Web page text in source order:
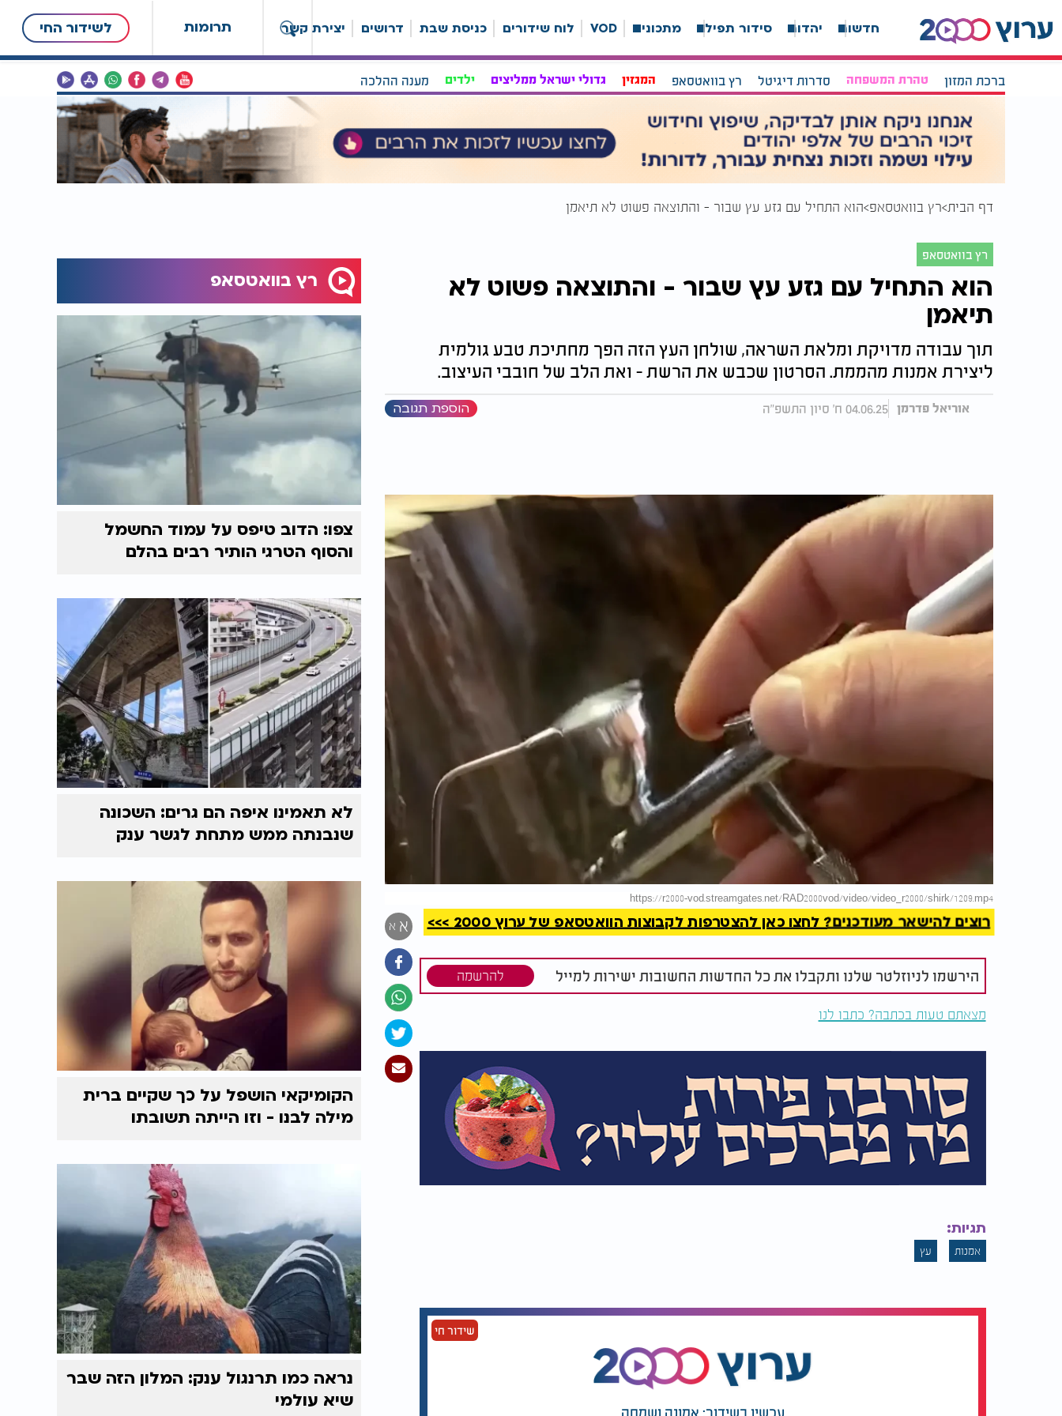
תרומות לשידור החי חדשות יהדות סידור תפילה מתכונים VOD לוח שידורים כניסת שבת דרושים יצירת קשר
ברכת המזון טהרת המשפחה סדרות דיגיטל רץ בוואטסאפ המגזין גדולי ישראל ממליצים ילדים מענה ההלכה
דף הבית רץ בוואטסאפ הוא התחיל עם גזע עץ שבור - והתוצאה פשוט לא תיאמן
רץ בוואטסאפ
הוא התחיל עם גזע עץ שבור - והתוצאה פשוט לא
תיאמן
תוך עבודה מדויקת ומלאת השראה, שולחן העץ הזה הפך מחתיכת טבע גולמית
ליצירת אמנות מהממת. הסרטון שכבש את הרשת - ואת הלב של חובבי העיצוב.
אוריאל פדרמן 04.06.25 ח' סיון התשפ"ה הוספת תגובה
https://r2000-vod.streamgates.net/RAD2000vod/video/video_r2000/shirk/1209.mp4
א א
להמשך קריאה
רוצים להישאר מעודכנים? לחצו כאן להצטרפות לקבוצות הוואטסאפ של ערוץ 2000 >>>
הירשמו לניוזלטר שלנו ותקבלו את כל החדשות החשובות ישירות למייל להרשמה
מצאתם טעות בכתבה? כתבו לנו
תגיות:
אמנות עץ
שידור חי
עכשיו בשידור: אמונה ושמחה
רץ בוואטסאפ
צפו: הדוב טיפס על עמוד החשמל
והסוף הטרגי הותיר רבים בהלם
לא תאמינו איפה הם גרים: השכונה
שנבנתה ממש מתחת לגשר ענק
הקומיקאי הושפל על כך שקיים ברית
מילה לבנו - וזו הייתה תשובתו
נראה כמו תרנגול ענק: המלון הזה שבר
שיא עולמי